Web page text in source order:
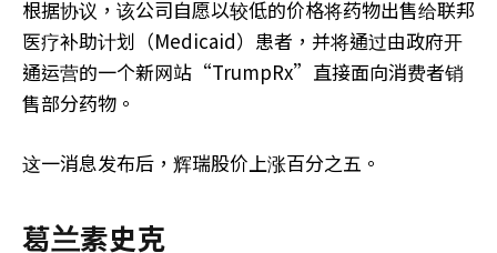
根据协议，该公司自愿以较低的价格将药物出售给联邦
医疗补助计划（Medicaid）患者，并将通过由政府开
通运营的一个新网站“TrumpRx”直接面向消费者销
售部分药物。
这一消息发布后，辉瑞股价上涨百分之五。
葛兰素史克